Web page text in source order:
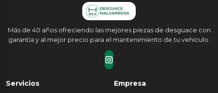
Más de 40 años ofreciendo las mejores piezas de desguace con
garantía y al mejor precio para el mantenimiento de tu vehículo.
Servicios Empresa